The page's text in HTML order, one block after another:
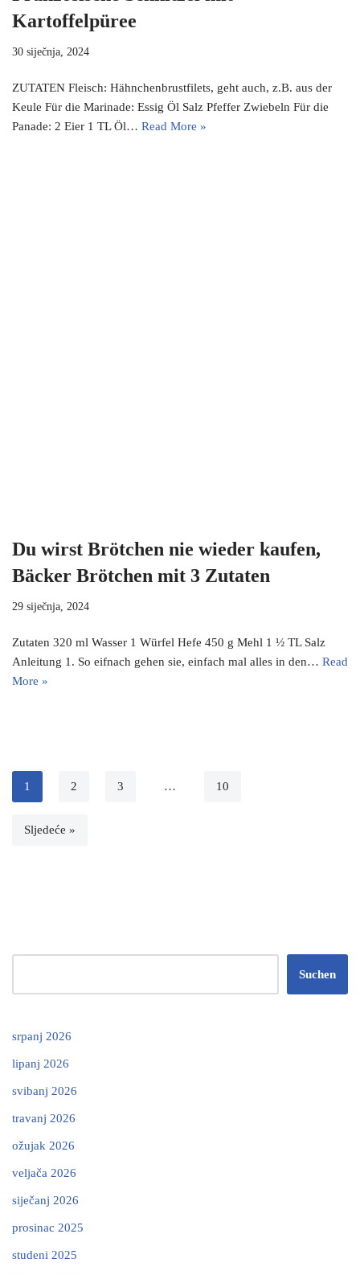
Kartoffelpüree
30 siječnja, 2024
ZUTATEN Fleisch: Hähnchenbrustfilets, geht auch, z.B. aus der
Keule Für die Marinade: Essig Öl Salz Pfeffer Zwiebeln Für die
Panade: 2 Eier 1 TL Öl… Read More »
Du wirst Brötchen nie wieder kaufen,
Bäcker Brötchen mit 3 Zutaten
29 siječnja, 2024
Zutaten 320 ml Wasser 1 Würfel Hefe 450 g Mehl 1 ½ TL Salz
Anleitung 1. So eifnach gehen sie, einfach mal alles in den… Read
More »
1 2 3 … 10
Sljedeće »
Suchen
srpanj 2026
lipanj 2026
svibanj 2026
travanj 2026
ožujak 2026
veljača 2026
siječanj 2026
prosinac 2025
studeni 2025